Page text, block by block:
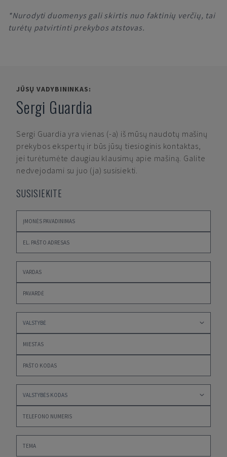
*Nurodyti duomenys gali skirtis nuo faktinių verčių, tai
turėtų patvirtinti prekybos atstovas.
JŪSŲ VADYBININKAS:
Sergi Guardia
Sergi Guardia yra vienas (-a) iš mūsų naudotų mašinų
prekybos ekspertų ir būs jūsų tiesioginis kontaktas,
jei turėtumėte daugiau klausimų apie mašiną. Galite
nedvejodami su juo (ja) susisiekti.
SUSISIEKITE